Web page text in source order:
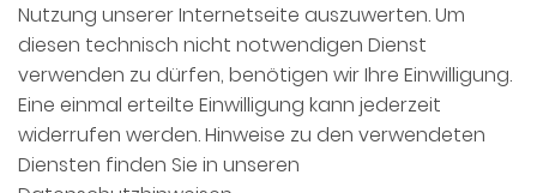
IMPRESSUM
DATENSCHUTZ
AGBS
Nutzung unserer Internetseite auszuwerten. Um
diesen technisch nicht notwendigen Dienst
verwenden zu dürfen, benötigen wir Ihre Einwilligung.
Eine einmal erteilte Einwilligung kann jederzeit
widerrufen werden. Hinweise zu den verwendeten
Diensten finden Sie in unseren